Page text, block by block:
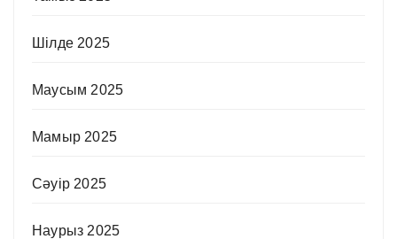
Шілде 2025
Маусым 2025
Мамыр 2025
Сәуір 2025
Наурыз 2025